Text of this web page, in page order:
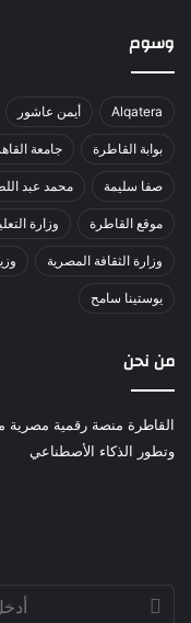
وسوم
Alqatera أيمن عاشور
بوابة القاطرة جامعة
صفا سليمة محمد عبد
موقع القاطرة وزارة
وزارة الثقافة المصرية
يوستينا سامح
من نحن
القاطرة منصة رقمية مصرية
وتطور الذكاء الأصطناعي
بريدك